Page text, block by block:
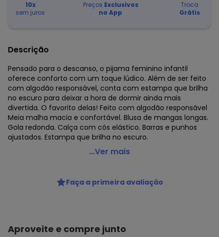
10x
sem juros
Preços Exclusivos
no App
Troca
Grátis
Descrição
Pensado para o descanso, o pijama feminino infantil
oferece conforto com um toque lúdico. Além de ser feito
com algodão responsável, conta com estampa que brilha
no escuro para deixar a hora de dormir ainda mais
divertida. O favorito delas! Feito com algodão responsável
Meia malha macia e confortável. Blusa de mangas longas.
Gola redonda. Calça com cós elástico. Barras e punhos
ajustados. Estampa que brilha no escuro.
Alakazoo - Pijama Feminino Estampado com Calça Azul
Fornecedor: LUNELLI COMERCIO DO VESTUARIO LTDA / CNPJ
75.552.133/0001-70
sombra; Não passar; Não limpar a seco; Limpeza a úmido
...Ver mais
Faça a primeira avaliação
Aproveite e compre junto